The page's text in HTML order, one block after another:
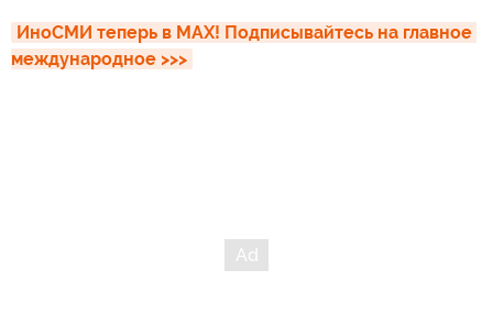
ИноСМИ теперь в MAX! Подписывайтесь на главное
международное >>>